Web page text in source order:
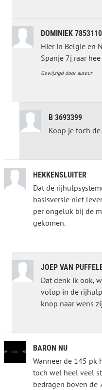
DOMINIEK 7853110
Hier in Belgie en
Spanje 7j raar hee
Gewijzigd door auteur
B 3693399
Koop je toch
HEKKENSLUITER
Dat de
basisversie niet
per ongeluk bij de
gekomen.
JOEP VAN
Dat denk ik ook,
volop in de
knop naar wens
BARON NU
Wanneer de 145 pk
toch wel heel veel
bedragen boven de